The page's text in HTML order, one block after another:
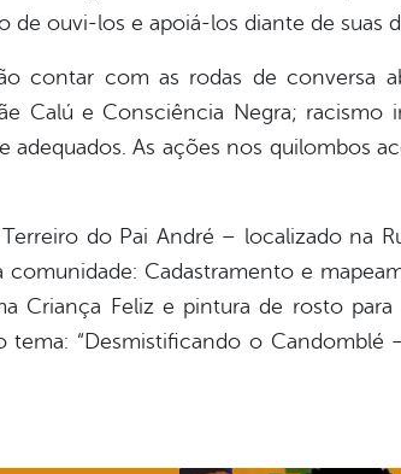
ouvi-los e apoiá-los diante de suas
contar com as rodas de conversa
Calú e Consciência Negra; racismo
As ações nos quilombos
do Pai André – localizado na
Cadastramento e
Criança Feliz e pintura de rosto para
“Desmistificando o Candomblé